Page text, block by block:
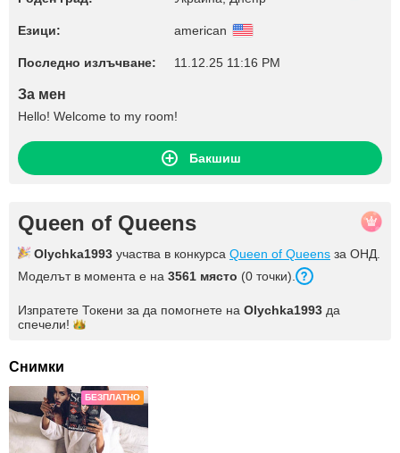
Езици: american
Последно излъчване: 11.12.25 11:16 PM
За мен
Hello! Welcome to my room!
Бакшиш
Queen of Queens
Olychka1993 участва в конкурса Queen of Queens за ОНД.
Моделът в момента е на 3561 място (0 точки).
Изпратете Токени за да помогнете на Olychka1993 да
спечели!
Снимки
БЕЗПЛАТНО